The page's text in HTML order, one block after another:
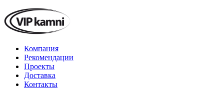
Компания
Рекомендации
Проекты
Доставка
Контакты